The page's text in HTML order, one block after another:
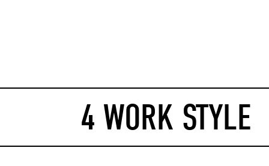
4 WORK STYLE